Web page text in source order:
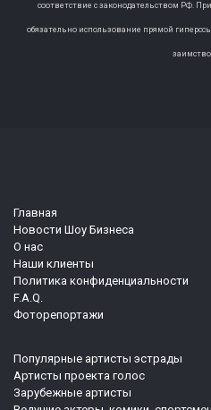
соответствие с законодательством РФ.
обязательно использование прямой
Главная
Новости Шоу Бизнеса
О нас
Наши клиенты
Политика конфиденциальности
F.A.Q.
Фоторепортажи
Популярные артисты эстрады
Артисты проекта голос
Зарубежные артисты